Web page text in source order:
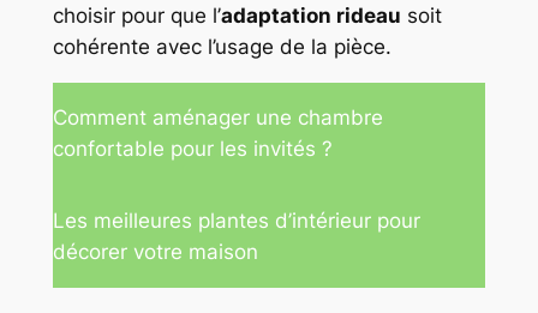
choisir pour que l’adaptation rideau soit
cohérente avec l’usage de la pièce.
Comment aménager une chambre
confortable pour les invités ?
Les meilleures plantes d’intérieur pour
décorer votre maison